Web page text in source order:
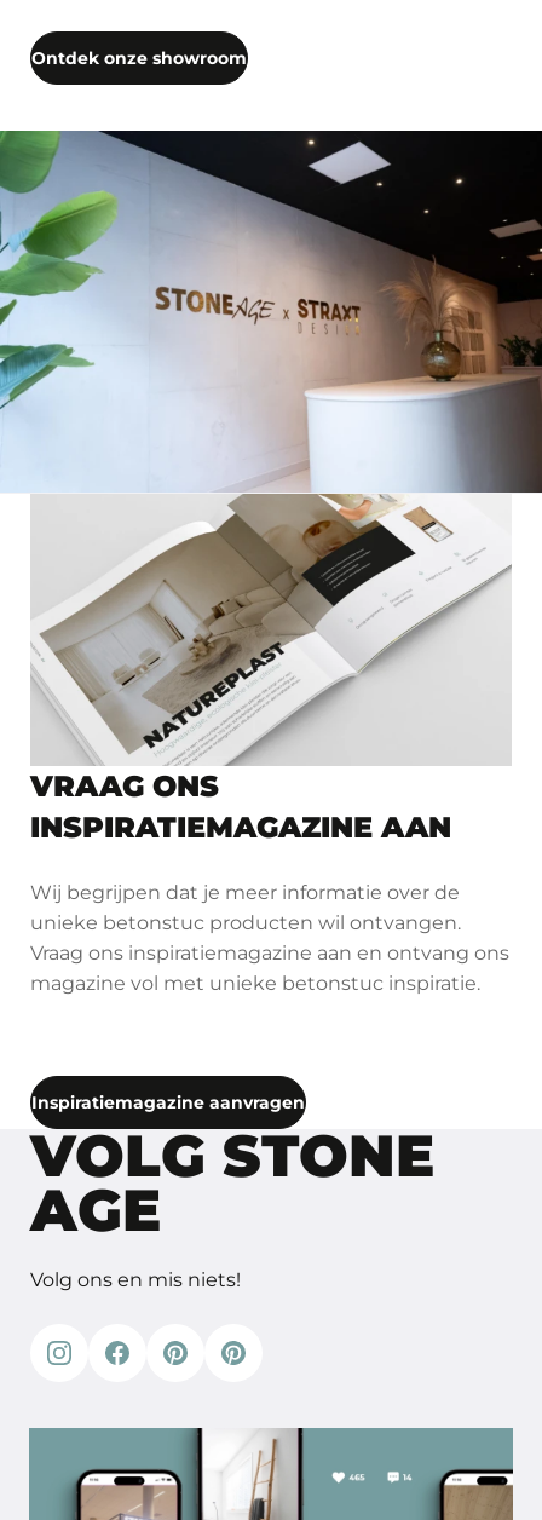
Ontdek onze showroom
VRAAG ONS
INSPIRATIEMAGAZINE AAN
Wij begrijpen dat je meer informatie over de
unieke betonstuc producten wil ontvangen.
Vraag ons inspiratiemagazine aan en ontvang ons
magazine vol met unieke betonstuc inspiratie.
Inspiratiemagazine aanvragen
VOLG STONE
AGE
Volg ons en mis niets!